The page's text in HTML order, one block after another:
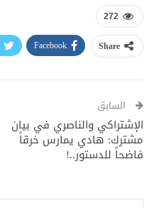
272
Share
Facebook
السابق
الإشتراكي والناصري في بيان
مشترك: هادي يمارس خرقاً
فاضحاً للدستور..!